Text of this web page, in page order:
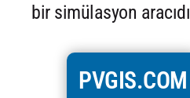
bir simülasyon
PVGIS.COM